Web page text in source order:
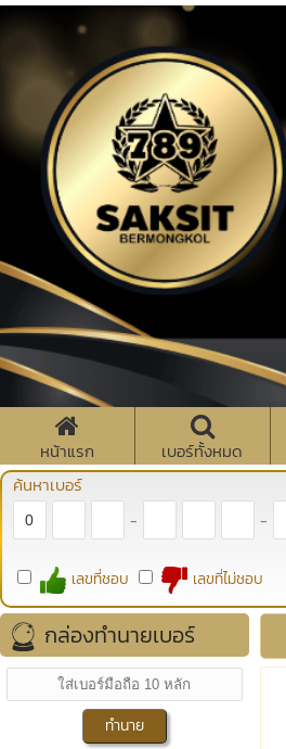
หน้าแรก เบอร์ทั้งหมด
ค้นหาเบอร์
- -
เลขที่ชอบ เลขที่ไม่ชอบ
กล่องทำนายเบอร์